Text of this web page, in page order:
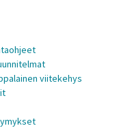
viitekehys